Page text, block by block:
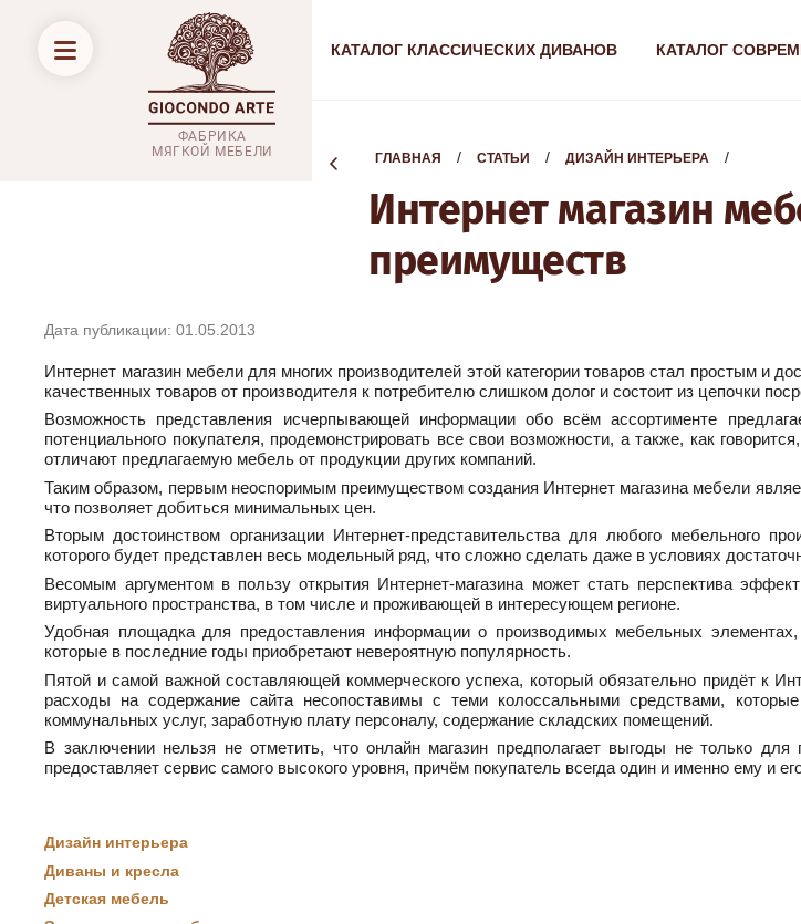
ФАБРИКА
МЯГКОЙ МЕБЕЛИ
КАТАЛОГ КЛАССИЧЕСКИХ ДИВАНОВ КАТАЛОГ
ГЛАВНАЯ
  /
СТАТЬИ
  /
ДИЗАЙН ИНТЕРЬЕРА
  /
Интернет магазин
преимуществ
Дата публикации: 01.05.2013
Интернет магазин мебели для многих производителей этой категории товаров стал простым и
качественных товаров от производителя к потребителю слишком долог и состоит из цепочки
Возможность представления исчерпывающей информации обо всём ассортименте
потенциального покупателя, продемонстрировать все свои возможности, а также, как
отличают предлагаемую мебель от продукции других компаний.
Таким образом, первым неоспоримым преимуществом создания Интернет магазина мебели
что позволяет добиться минимальных цен.
Вторым достоинством организации Интернет-представительства для любого мебельного
которого будет представлен весь модельный ряд, что сложно сделать даже в условиях
Весомым аргументом в пользу открытия Интернет-магазина может стать перспектива
виртуального пространства, в том числе и проживающей в интересующем регионе.
Удобная площадка для предоставления информации о производимых мебельных
которые в последние годы приобретают невероятную популярность.
Пятой и самой важной составляющей коммерческого успеха, который обязательно придёт к
расходы на содержание сайта несопоставимы с теми колоссальными средствами,
коммунальных услуг, заработную плату персоналу, содержание складских помещений.
В заключении нельзя не отметить, что онлайн магазин предполагает выгоды не только для
предоставляет сервис самого высокого уровня, причём покупатель всегда один и именно ему и
Дизайн интерьера
Диваны и кресла
Детская мебель